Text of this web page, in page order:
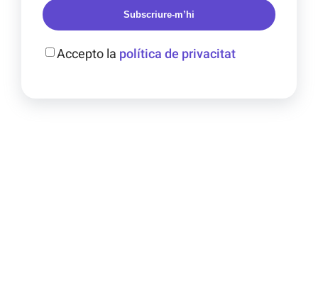
Subscriure-m’hi
Accepto la política de privacitat